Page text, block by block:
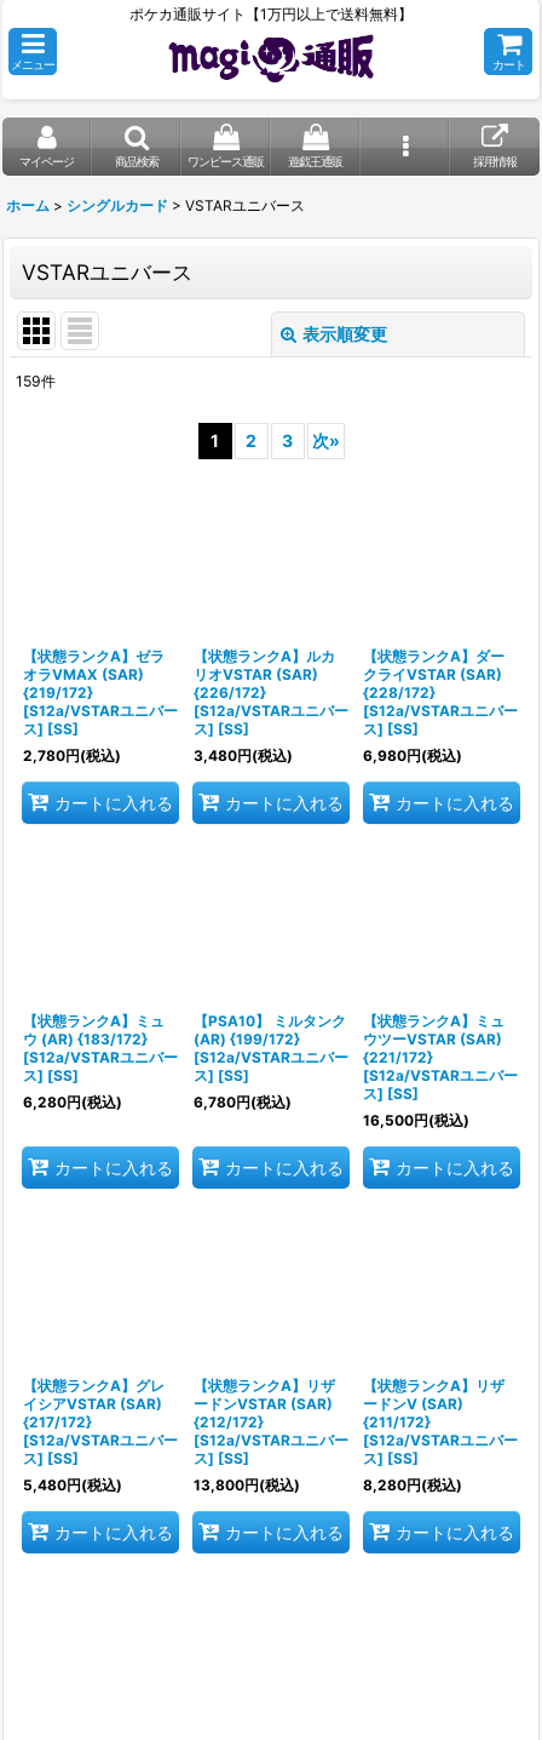
ポケカ通販サイト【1万円以上で送料無料】
メニュー カート
マイページ 商品検索 ワンピース通販 遊戯王通販 採用情報
ホーム > シングルカード > VSTARユニバース
VSTARユニバース
表示順変更
159件
1 2 3 次»
【状態ランクA】ゼラ
オラVMAX (SAR)
{219/172}
[S12a/VSTARユニバー
ス] [SS]
2,780円(税込)
カートに入れる
【状態ランクA】ルカ
リオVSTAR (SAR)
{226/172}
[S12a/VSTARユニバー
ス] [SS]
3,480円(税込)
カートに入れる
【状態ランクA】ダー
クライVSTAR (SAR)
{228/172}
[S12a/VSTARユニバー
ス] [SS]
6,980円(税込)
カートに入れる
【状態ランクA】ミュ
ウ (AR) {183/172}
[S12a/VSTARユニバー
ス] [SS]
6,280円(税込)
カートに入れる
【PSA10】 ミルタンク
(AR) {199/172}
[S12a/VSTARユニバー
ス] [SS]
6,780円(税込)
カートに入れる
【状態ランクA】ミュ
ウツーVSTAR (SAR)
{221/172}
[S12a/VSTARユニバー
ス] [SS]
16,500円(税込)
カートに入れる
【状態ランクA】グレ
イシアVSTAR (SAR)
{217/172}
[S12a/VSTARユニバー
ス] [SS]
5,480円(税込)
カートに入れる
【状態ランクA】リザ
ードンVSTAR (SAR)
{212/172}
[S12a/VSTARユニバー
ス] [SS]
13,800円(税込)
カートに入れる
【状態ランクA】リザ
ードンV (SAR)
{211/172}
[S12a/VSTARユニバー
ス] [SS]
8,280円(税込)
カートに入れる